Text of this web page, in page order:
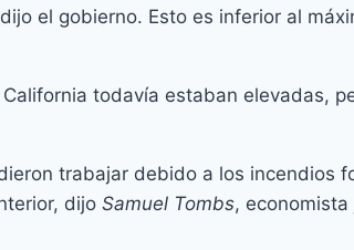
el gobierno. Esto es inferior al
todavía estaban elevadas,
trabajar debido a los incendios
dijo Samuel Tombs,